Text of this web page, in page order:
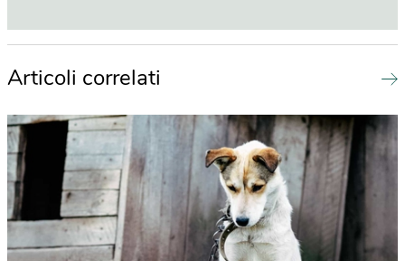
Articoli correlati